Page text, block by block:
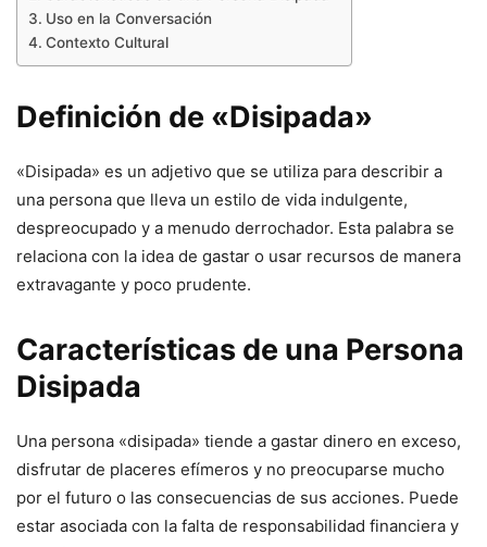
Uso en la Conversación
Contexto Cultural
Definición de «Disipada»
«Disipada» es un adjetivo que se utiliza para describir a
una persona que lleva un estilo de vida indulgente,
despreocupado y a menudo derrochador. Esta palabra se
relaciona con la idea de gastar o usar recursos de manera
extravagante y poco prudente.
Características de una Persona
Disipada
Una persona «disipada» tiende a gastar dinero en exceso,
disfrutar de placeres efímeros y no preocuparse mucho
por el futuro o las consecuencias de sus acciones. Puede
estar asociada con la falta de responsabilidad financiera y